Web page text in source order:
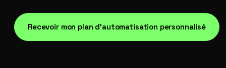
Recevoir mon plan d'automatisation personnalisé